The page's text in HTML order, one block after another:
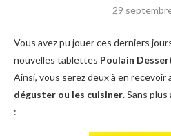
29
Vous avez pu jouer ces derniers
nouvelles tablettes Poulain
Ainsi, vous serez deux à en recevoir
déguster ou les cuisiner. Sans
: